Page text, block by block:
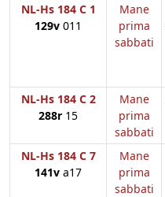
NL-Hs 184 C 1
129v 011
Mane
prima
sabbati
NL-Hs 184 C 2
288r 15
Mane
prima
sabbati
NL-Hs 184 C 7
141v a17
Mane
prima
sabbati